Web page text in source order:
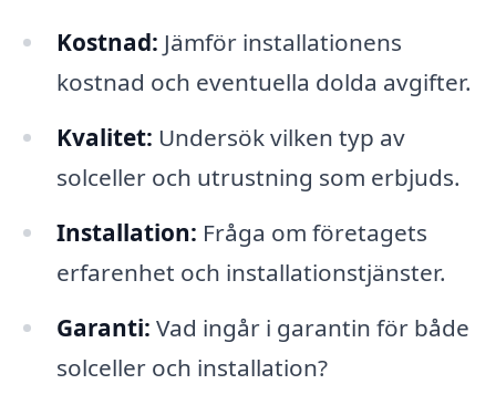
Kostnad: Jämför installationens
kostnad och eventuella dolda avgifter.
Kvalitet: Undersök vilken typ av
solceller och utrustning som erbjuds.
Installation: Fråga om företagets
erfarenhet och installationstjänster.
Garanti: Vad ingår i garantin för både
solceller och installation?